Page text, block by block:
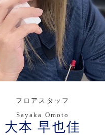
フロアスタッフ
Sayaka Omoto
大本 早也佳